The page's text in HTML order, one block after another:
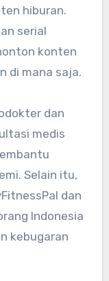
hiburan.
serial
konten
di mana saja.
dan
medis
Selain itu,
dan
Indonesia
kebugaran